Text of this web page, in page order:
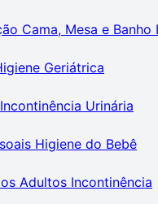
Cama, Mesa e Banho
Geriátrica
Incontinência Urinária
Higiene do Bebê
Adultos Incontinência